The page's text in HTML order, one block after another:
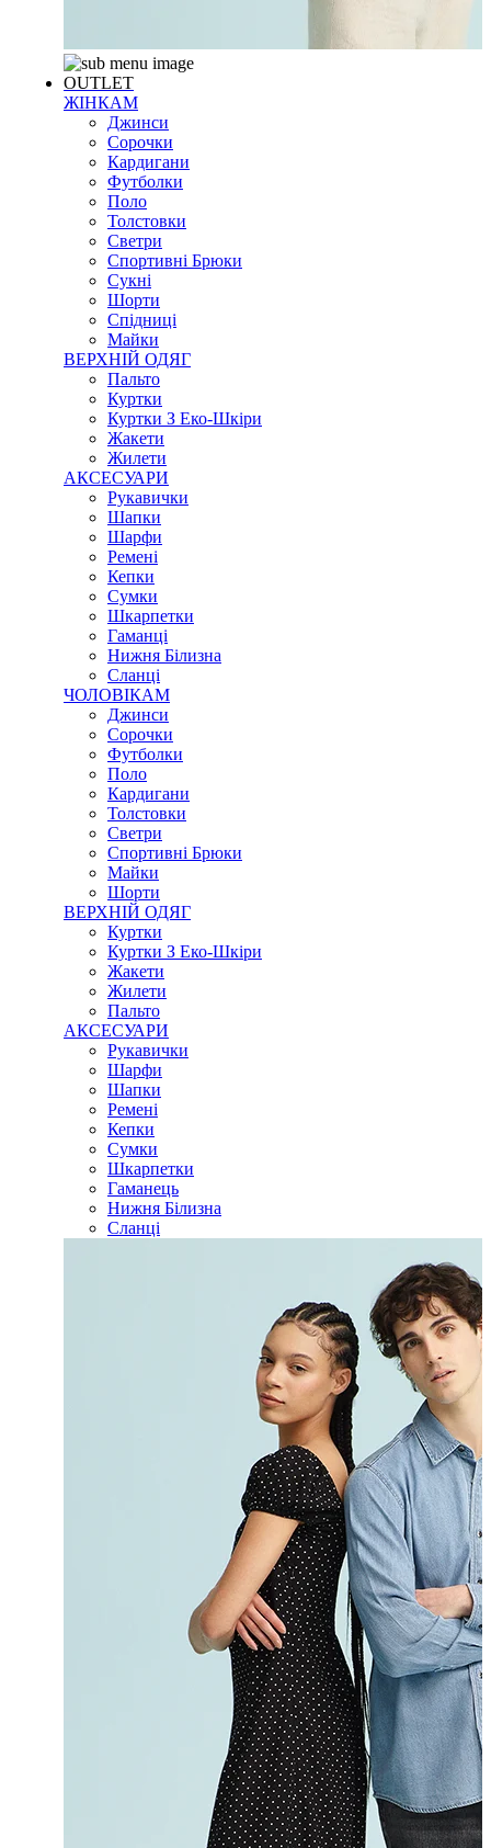
OUTLET
ЖІНКАМ
Джинси
Сорочки
Кардигани
Футболки
Поло
Толстовки
Светри
Спортивні Брюки
Сукні
Шорти
Спідниці
Майки
ВЕРХНІЙ ОДЯГ
Пальто
Куртки
Куртки З Еко-Шкіри
Жакети
Жилети
АКСЕСУАРИ
Рукавички
Шапки
Шарфи
Ремені
Кепки
Сумки
Шкарпетки
Гаманці
Нижня Білизна
Сланці
ЧОЛОВІКАМ
Джинси
Сорочки
Футболки
Поло
Кардигани
Толстовки
Светри
Спортивні Брюки
Майки
Шорти
ВЕРХНІЙ ОДЯГ
Куртки
Куртки З Еко-Шкіри
Жакети
Жилети
Пальто
АКСЕСУАРИ
Рукавички
Шарфи
Шапки
Ремені
Кепки
Сумки
Шкарпетки
Гаманець
Нижня Білизна
Сланці